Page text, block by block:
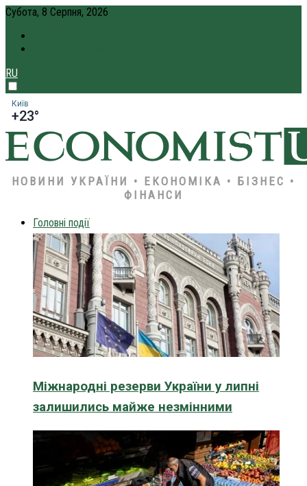
Субота, 8 Серпня, 2026
RU
Київ
+23°
НОВИНИ УКРАЇНИ • ЕКОНОМІКА • БІЗНЕС •
ФІНАНСИ
Головні події
Міжнародні резерви України у липні
залишились майже незмінними